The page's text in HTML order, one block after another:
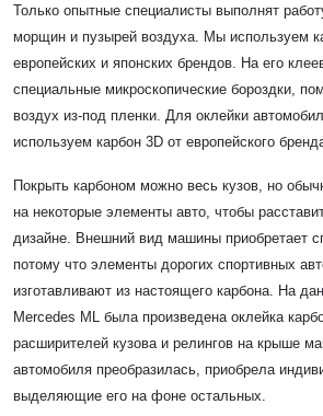
Только опытные специалисты выполнят
морщин и пузырей воздуха. Мы используем
европейских и японских брендов. На его
специальные микроскопические бороздки,
воздух из-под пленки. Для оклейки
используем карбон 3D от европейского
Покрыть карбоном можно весь кузов, но
на некоторые элементы авто, чтобы
дизайне. Внешний вид машины приобретает
потому что элементы дорогих спортивных
изготавливают из настоящего карбона. На
Mercedes ML была произведена оклейка
расширителей кузова и релингов на крыше
автомобиля преобразилась, приобрела
выделяющие его на фоне остальных.